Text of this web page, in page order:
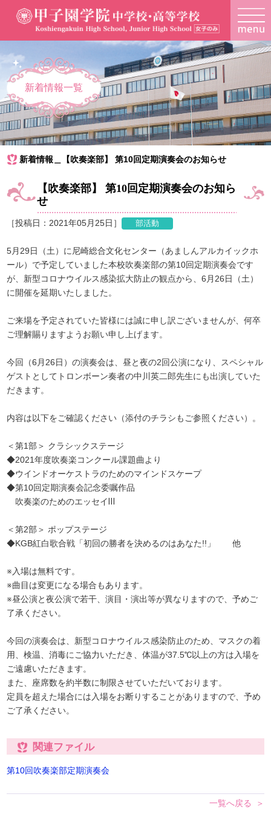
新着情報一覧
新着情報＿【吹奏楽部】 第10回定期演奏会のお知らせ
【吹奏楽部】 第10回定期演奏会のお知ら
せ
［投稿日：2021年05月25日］
5月29日（土）に尼崎総合文化センター（あましんアルカイックホ
ール）で予定していました本校吹奏楽部の第10回定期演奏会です
が、新型コロナウイルス感染拡大防止の観点から、6月26日（土）
に開催を延期いたしました。
ご来場を予定されていた皆様には誠に申し訳ございませんが、何卒
ご理解賜りますようお願い申し上げます。
今回（6月26日）の演奏会は、昼と夜の2回公演になり、スペシャル
ゲストとしてトロンボーン奏者の中川英二郎先生にも出演していた
だきます。
内容は以下をご確認ください（添付のチラシもご参照ください）。
＜第1部＞ クラシックステージ
◆2021年度吹奏楽コンクール課題曲より
◆ウインドオーケストラのためのマインドスケープ
◆第10回定期演奏会記念委嘱作品
吹奏楽のためのエッセイⅢ
＜第2部＞ ポップステージ
◆KGB紅白歌合戦「初回の勝者を決めるのはあなた!!」 他
※入場は無料です。
※曲目は変更になる場合もあります。
※昼公演と夜公演で若干、演目・演出等が異なりますので、予めご
了承ください。
今回の演奏会は、新型コロナウイルス感染防止のため、マスクの着
用、検温、消毒にご協力いただき、体温が37.5℃以上の方は入場を
ご遠慮いただきます。
また、座席数を約半数に制限させていただいております。
定員を超えた場合には入場をお断りすることがありますので、予め
ご了承ください。
関連ファイル
第10回吹奏楽部定期演奏会
一覧へ戻る